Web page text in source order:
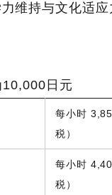
维持与文化适应
10,000日元
每小时
税）
每小时
税）